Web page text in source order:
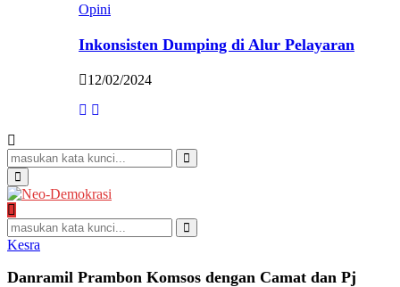
Opini
Inkonsisten Dumping di Alur Pelayaran
12/02/2024
Search
for:
Search
Primary
Menu
Search
for:
Search
Kesra
Danramil Prambon Komsos dengan Camat dan Pj